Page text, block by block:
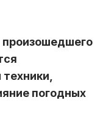
произошедшего
погодных